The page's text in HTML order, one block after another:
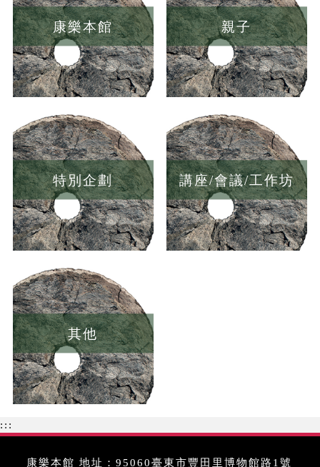
康樂本館 親子
特別企劃 講座/會議/工作坊
其他
:::
康樂本館 地址：95060臺東市豐田里博物館路1號